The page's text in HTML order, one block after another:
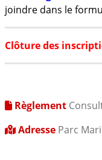
joindre dans le
Clôturedes
Règlement
Adresse Parc